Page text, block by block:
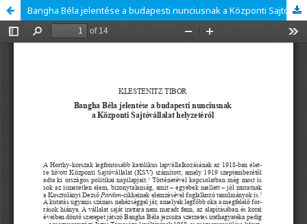
Bangha Béla jelentése a budapesti nunciusnak a Központi Sajtóvállalat helyzetéről